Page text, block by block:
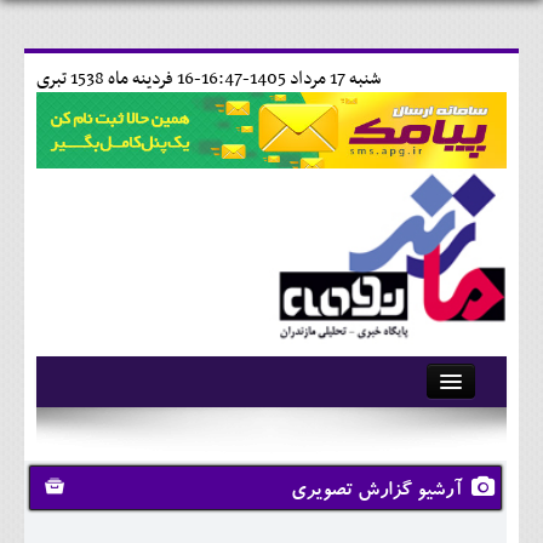
16 فردينه ماه 1538 تبری شنبه 17 مرداد 1405-16:47-
آرشیو
تماس با ما
وبلاگ
آرشیو گزارش تصویری